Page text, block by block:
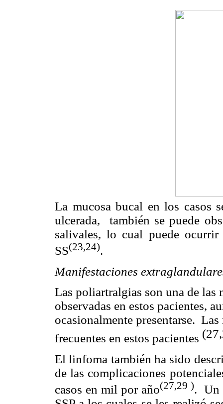
La mucosa bucal en los casos
ulcerada, también se puede
salivales, lo cual puede
SS(23,24).
Manifestaciones
Las poliartralgias son una de las
observadas en estos pacientes,
ocasionalmente presentarse.
frecuentes en estos pacientes
El linfoma también ha sido
de las complicaciones
casos en mil por año(27,29 ). Un